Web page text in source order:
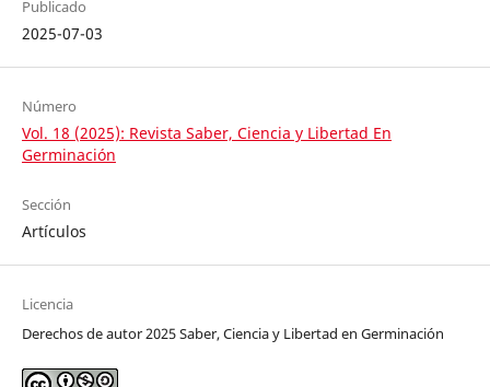
Publicado
2025-07-03
Número
Vol. 18 (2025): Revista Saber, Ciencia y Libertad En
Germinación
Sección
Artículos
Licencia
Derechos de autor 2025 Saber, Ciencia y Libertad en Germinación